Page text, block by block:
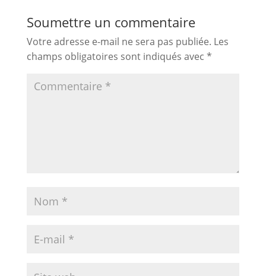
Soumettre un commentaire
Votre adresse e-mail ne sera pas publiée. Les
champs obligatoires sont indiqués avec *